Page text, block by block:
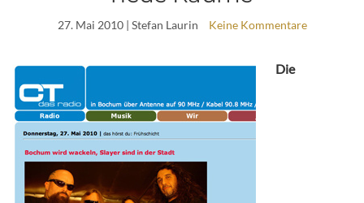
27. Mai 2010| Stefan Laurin Keine Kommentare
Die